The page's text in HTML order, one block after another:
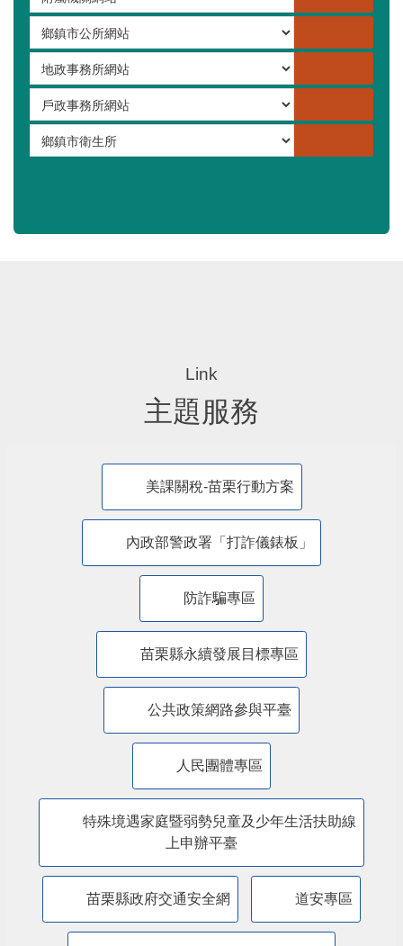
主題服務
美課關稅-苗栗行動方案
內政部警政署「打詐儀錶板」
防詐騙專區
苗栗縣永續發展目標專區
公共政策網路參與平臺
人民團體專區
特殊境遇家庭暨弱勢兒童及少年生活扶助線
上申辦平臺
苗栗縣政府交通安全網 道安專區